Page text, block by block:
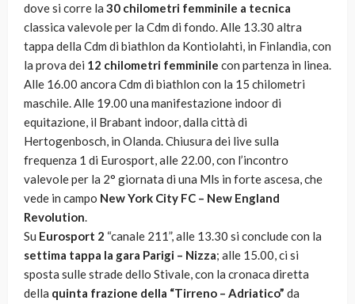
dove si corre la 30 chilometri femminile a tecnica
classica valevole per la Cdm di fondo. Alle 13.30 altra
tappa della Cdm di biathlon da Kontiolahti, in Finlandia, con
la prova dei 12 chilometri femminile con partenza in linea.
Alle 16.00 ancora Cdm di biathlon con la 15 chilometri
maschile. Alle 19.00 una manifestazione indoor di
equitazione, il Brabant indoor, dalla città di
Hertogenbosch, in Olanda. Chiusura dei live sulla
frequenza 1 di Eurosport, alle 22.00, con l’incontro
valevole per la 2° giornata di una Mls in forte ascesa, che
vede in campo New York City FC – New England
Revolution.
Su Eurosport 2 “canale 211”, alle 13.30 si conclude con la
settima tappa la gara Parigi – Nizza; alle 15.00, ci si
sposta sulle strade dello Stivale, con la cronaca diretta
della quinta frazione della “Tirreno – Adriatico” da